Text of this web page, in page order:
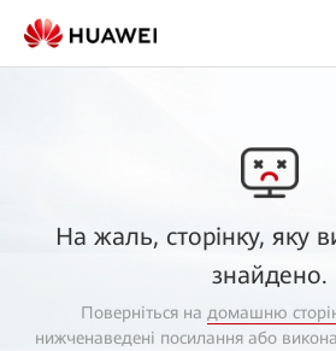
На жаль, сторінку, яку
знайдено.
Поверніться на домашню
нижченаведені посилання або